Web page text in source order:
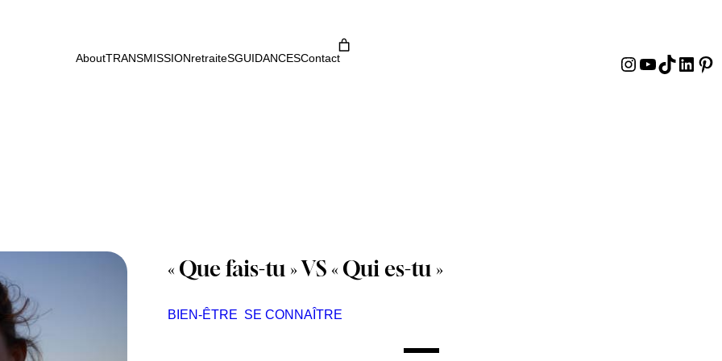
AboutTRANSMISSIONretraiteSGUIDANCESContact Instagram
YouTube
TikTok
« Que fais-tu » VS « Qui es-tu »
BIEN-ÊTRE SE CONNAÎTRE